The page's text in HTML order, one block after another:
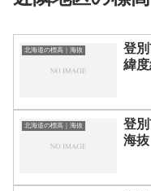
北海道の標高｜海抜
登
緯
北海道の標高｜海抜
登
海